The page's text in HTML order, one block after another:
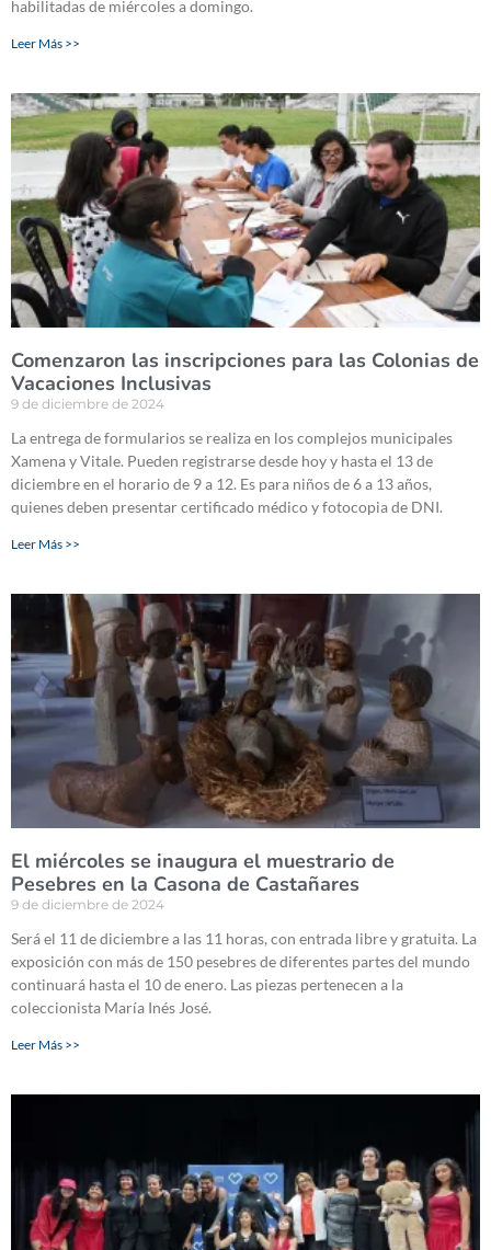
habilitadas de miércoles a domingo.
Leer Más >>
Comenzaron las inscripciones para las Colonias de
Vacaciones Inclusivas
9 de diciembre de 2024
La entrega de formularios se realiza en los complejos municipales
Xamena y Vitale. Pueden registrarse desde hoy y hasta el 13 de
diciembre en el horario de 9 a 12. Es para niños de 6 a 13 años,
quienes deben presentar certificado médico y fotocopia de DNI.
Leer Más >>
El miércoles se inaugura el muestrario de
Pesebres en la Casona de Castañares
9 de diciembre de 2024
Será el 11 de diciembre a las 11 horas, con entrada libre y gratuita. La
exposición con más de 150 pesebres de diferentes partes del mundo
continuará hasta el 10 de enero. Las piezas pertenecen a la
coleccionista María Inés José.
Leer Más >>